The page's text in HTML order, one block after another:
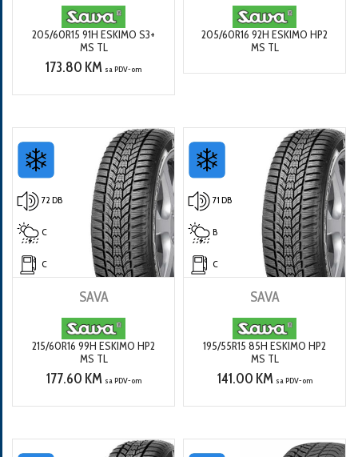
205/60R15 91H ESKIMO S3+
MS TL
173.80 KM sa PDV-om
205/60R16 92H ESKIMO HP2
MS TL
72 DB
C
C
SAVA
215/60R16 99H ESKIMO HP2
MS TL
177.60 KM sa PDV-om
71 DB
B
C
SAVA
195/55R15 85H ESKIMO HP2
MS TL
141.00 KM sa PDV-om